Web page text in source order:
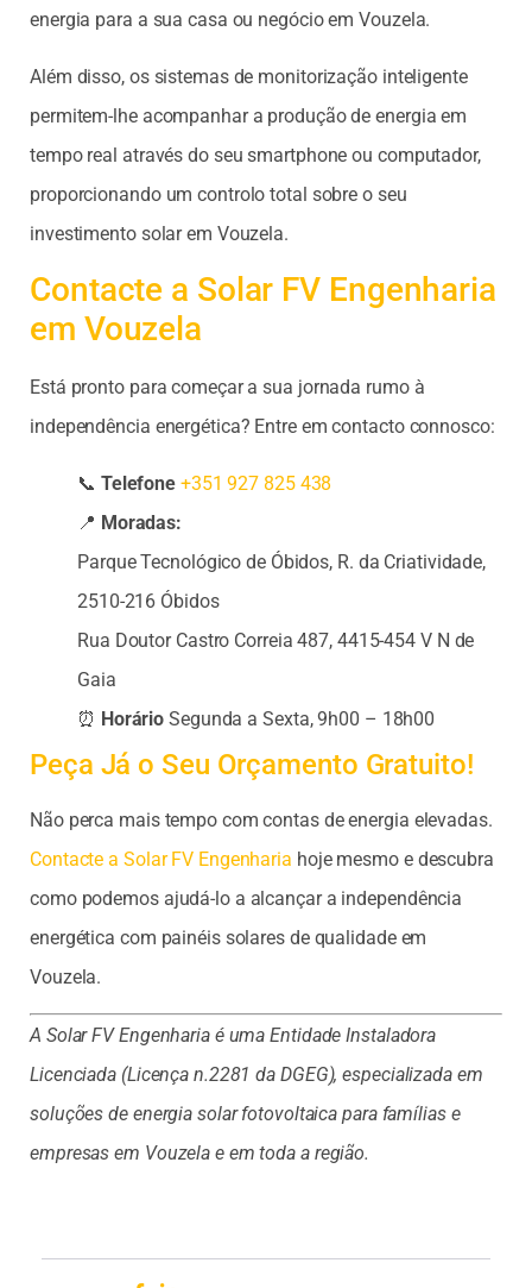
energia para a sua casa ou negócio em Vouzela.
Além disso, os sistemas de monitorização inteligente
permitem-lhe acompanhar a produção de energia em
tempo real através do seu smartphone ou computador,
proporcionando um controlo total sobre o seu
investimento solar em Vouzela.
Contacte a Solar FV Engenharia
em Vouzela
Está pronto para começar a sua jornada rumo à
independência energética? Entre em contacto connosco:
📞 Telefone +351 927 825 438
📍 Moradas:
Parque Tecnológico de Óbidos, R. da Criatividade,
2510-216 Óbidos
Rua Doutor Castro Correia 487, 4415-454 V N de
Gaia
⏰ Horário Segunda a Sexta, 9h00 – 18h00
Peça Já o Seu Orçamento Gratuito!
Não perca mais tempo com contas de energia elevadas.
Contacte a Solar FV Engenharia hoje mesmo e descubra
como podemos ajudá-lo a alcançar a independência
energética com painéis solares de qualidade em
Vouzela.
A Solar FV Engenharia é uma Entidade Instaladora
Licenciada (Licença n.2281 da DGEG), especializada em
soluções de energia solar fotovoltaica para famílias e
empresas em Vouzela e em toda a região.